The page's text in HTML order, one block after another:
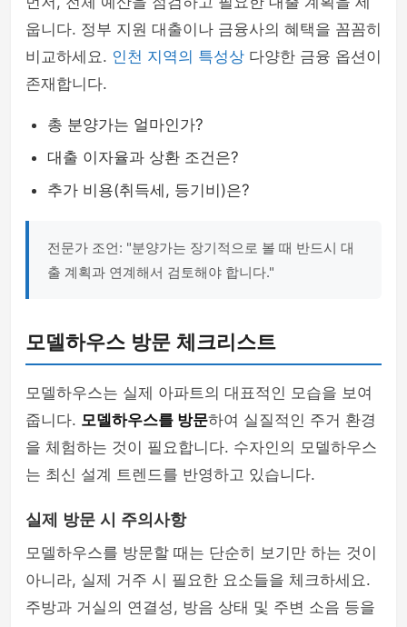
웁니다. 정부 지원 대출이나 금융사의 혜택을 꼼꼼히
비교하세요. 인천 지역의 특성상 다양한 금융 옵션이
존재합니다.
총 분양가는 얼마인가?
대출 이자율과 상환 조건은?
추가 비용(취득세, 등기비)은?
전문가 조언: "분양가는 장기적으로 볼 때 반드시 대
출 계획과 연계해서 검토해야 합니다."
모델하우스 방문 체크리스트
모델하우스는 실제 아파트의 대표적인 모습을 보여
줍니다. 모델하우스를 방문하여 실질적인 주거 환경
을 체험하는 것이 필요합니다. 수자인의 모델하우스
는 최신 설계 트렌드를 반영하고 있습니다.
실제 방문 시 주의사항
모델하우스를 방문할 때는 단순히 보기만 하는 것이
아니라, 실제 거주 시 필요한 요소들을 체크하세요.
주방과 거실의 연결성, 방음 상태 및 주변 소음 등을